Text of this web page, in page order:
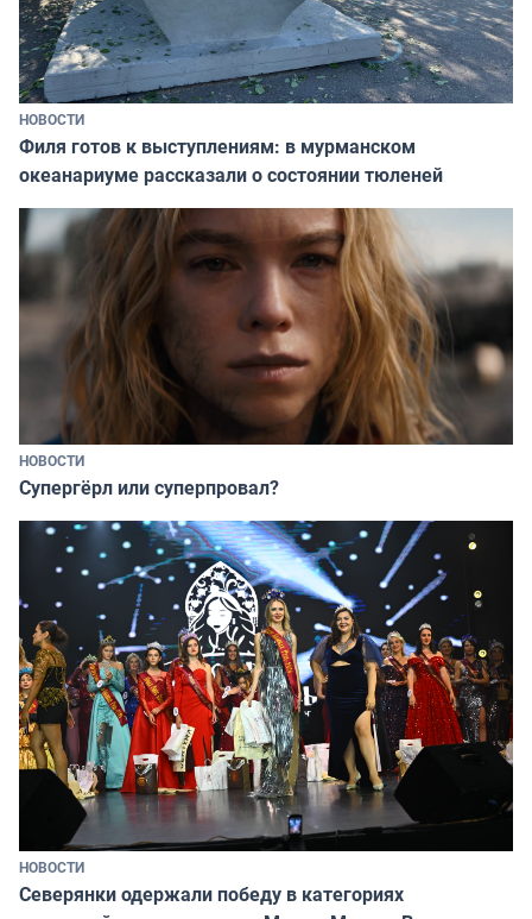
НОВОСТИ
Филя готов к выступлениям: в мурманском
океанариуме рассказали о состоянии тюленей
НОВОСТИ
Супергёрл или суперпровал?
НОВОСТИ
Северянки одержали победу в категориях